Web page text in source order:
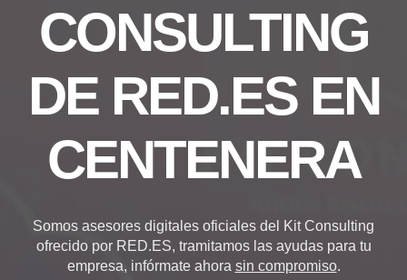
CONSULTING
DE RED.ES EN
CENTENERA
Somos asesores digitales oficiales del Kit Consulting
ofrecido por RED.ES, tramitamos las ayudas para tu
empresa, infórmate ahora sin compromiso.